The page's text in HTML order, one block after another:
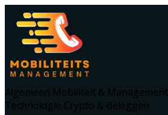
Algemeen Mobiliteit & Management
Technologie Crypto & Beleggen